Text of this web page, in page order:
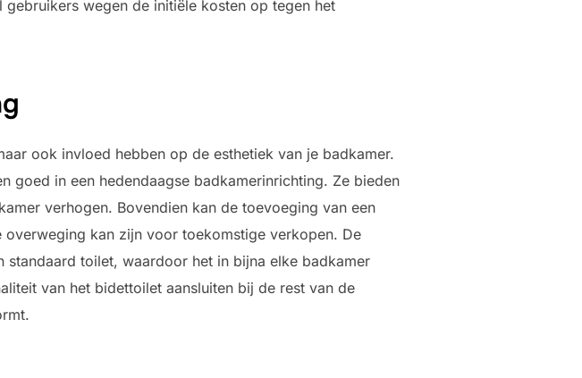
wegen de initiële kosten op tegen het
ook invloed hebben op de esthetiek van je badkamer.
goed in een hedendaagse badkamerinrichting. Ze bieden
verhogen. Bovendien kan de toevoeging van een
kan zijn voor toekomstige verkopen. De
toilet, waardoor het in bijna elke badkamer
van het bidettoilet aansluiten bij de rest van de